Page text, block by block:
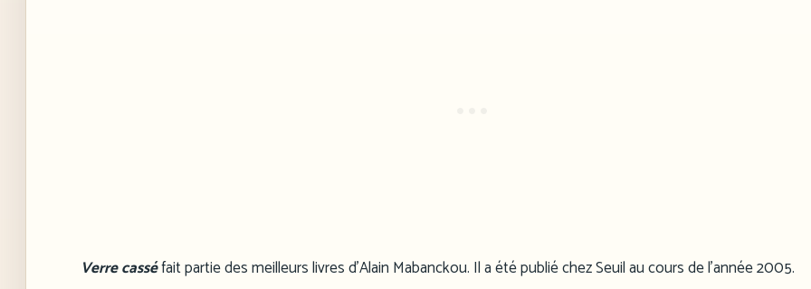
Verre casséfait partie des meilleurs livres d’Alain Mabanckou. Il a été publié chez Seuil au cours de l’année 2005.